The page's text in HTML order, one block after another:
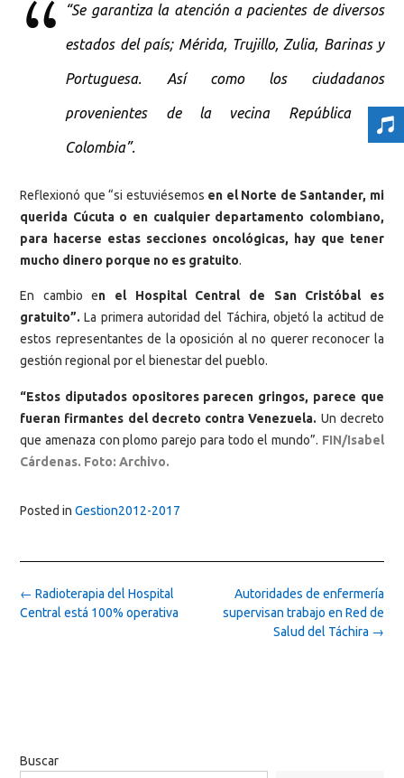
“Se garantiza la atención a pacientes de diversos
estados del país; Mérida, Trujillo, Zulia, Barinas y
Portuguesa. Así como los ciudadanos
provenientes de la vecina República de
Colombia”.
Reflexionó que “si estuviésemos en el Norte de Santander, mi
querida Cúcuta o en cualquier departamento colombiano,
para hacerse estas secciones oncológicas, hay que tener
mucho dinero porque no es gratuito.
En cambio en el Hospital Central de San Cristóbal es
gratuito”. La primera autoridad del Táchira, objetó la actitud de
estos representantes de la oposición al no querer reconocer la
gestión regional por el bienestar del pueblo.
“Estos diputados opositores parecen gringos, parece que
fueran firmantes del decreto contra Venezuela. Un decreto
que amenaza con plomo parejo para todo el mundo”. FIN/Isabel
Cárdenas. Foto: Archivo.
Posted in Gestion2012-2017
Post
navigation
Autoridades de enfermería
supervisan trabajo en Red de
Salud del Táchira →
← Radioterapia del Hospital
Central está 100% operativa
Buscar